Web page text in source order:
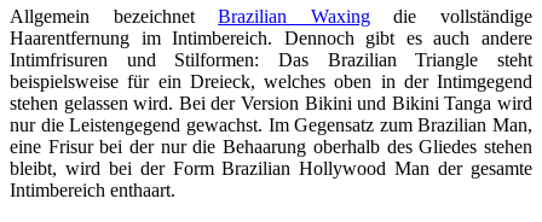
Allgemein bezeichnetBrazilian Waxingdie vollständige
Haarentfernung im Intimbereich. Dennoch gibt es auch andere
Intimfrisuren und Stilformen: Das Brazilian Triangle steht
beispielsweise für ein Dreieck, welches oben in der Intimgegend
stehen gelassen wird. Bei der Version Bikini und Bikini Tanga wird
nur die Leistengegend gewachst. Im Gegensatz zum Brazilian Man,
eine Frisur bei der nur die Behaarung oberhalb des Gliedes stehen
bleibt, wird bei der Form Brazilian Hollywood Man der gesamte
Intimbereich enthaart.